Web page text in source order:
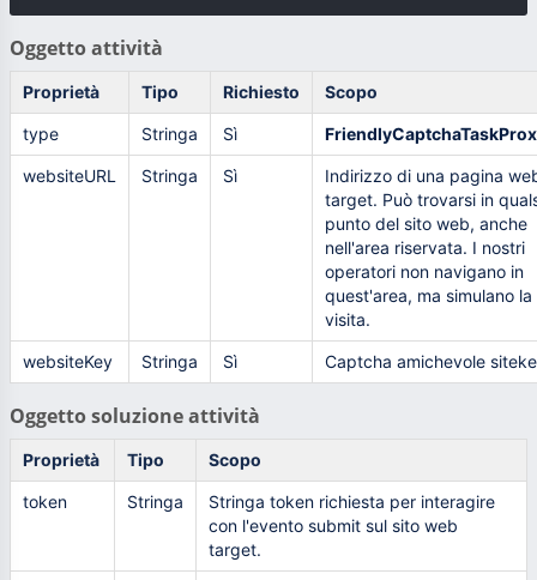
Oggetto attività
Proprietà Tipo Richiesto Scopo
type Stringa Sì
websiteURL Stringa Sì
Indirizzo di una pagina
target. Può trovarsi in
punto del sito web, anche
nell'area riservata. I nostri
operatori non navigano in
quest'area, ma simulano la
visita.
websiteKey Stringa Sì Captcha amichevole
Oggetto soluzione attività
Proprietà Tipo Scopo
token Stringa
Stringa token richiesta per interagire
con l'evento submit sul sito web
target.